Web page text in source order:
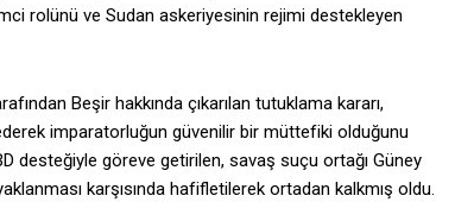
rolünü ve Sudan askeriyesinin rejimi destekleyen
Beşir hakkında çıkarılan tutuklama kararı,
imparatorluğun güvenilir bir müttefiki olduğunu
desteğiyle göreve getirilen, savaş suçu ortağı Güney
karşısında hafifletilerek ortadan kalkmış oldu.